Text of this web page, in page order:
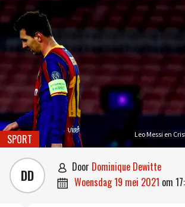
Leo Messi en
SPORT
DD  door Dominique Dewitte
 woensdag 19 mei 2021 om